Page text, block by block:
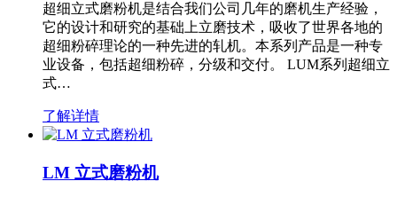
超细立式磨粉机是结合我们公司几年的磨机生产经验，
它的设计和研究的基础上立磨技术，吸收了世界各地的
超细粉碎理论的一种先进的轧机。本系列产品是一种专
业设备，包括超细粉碎，分级和交付。 LUM系列超细立
式…
了解详情
LM 立式磨粉机